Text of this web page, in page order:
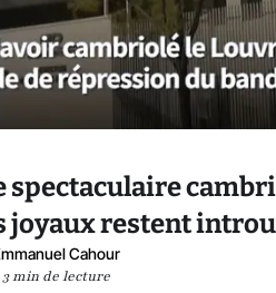
spectaculaire
joyaux restent
Cahour
3 min de lecture